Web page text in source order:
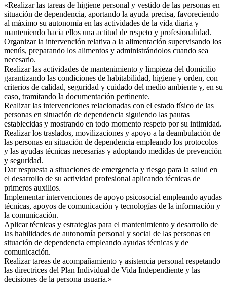
«Realizar las tareas de higiene personal y vestido de las personas en
situación de dependencia, aportando la ayuda precisa, favoreciendo
al máximo su autonomía en las actividades de la vida diaria y
manteniendo hacia ellos una actitud de respeto y profesionalidad.
Organizar la intervención relativa a la alimentación supervisando los
menús, preparando los alimentos y administrándolos cuando sea
necesario.
Realizar las actividades de mantenimiento y limpieza del domicilio
garantizando las condiciones de habitabilidad, higiene y orden, con
criterios de calidad, seguridad y cuidado del medio ambiente y, en su
caso, tramitando la documentación pertinente.
Realizar las intervenciones relacionadas con el estado físico de las
personas en situación de dependencia siguiendo las pautas
establecidas y mostrando en todo momento respeto por su intimidad.
Realizar los traslados, movilizaciones y apoyo a la deambulación de
las personas en situación de dependencia empleando los protocolos
y las ayudas técnicas necesarias y adoptando medidas de prevención
y seguridad.
Dar respuesta a situaciones de emergencia y riesgo para la salud en
el desarrollo de su actividad profesional aplicando técnicas de
primeros auxilios.
Implementar intervenciones de apoyo psicosocial empleando ayudas
técnicas, apoyos de comunicación y tecnologías de la información y
la comunicación.
Aplicar técnicas y estrategias para el mantenimiento y desarrollo de
las habilidades de autonomía personal y social de las personas en
situación de dependencia empleando ayudas técnicas y de
comunicación.
Realizar tareas de acompañamiento y asistencia personal respetando
las directrices del Plan Individual de Vida Independiente y las
decisiones de la persona usuaria.»